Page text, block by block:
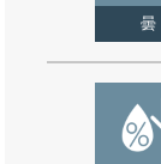
曇